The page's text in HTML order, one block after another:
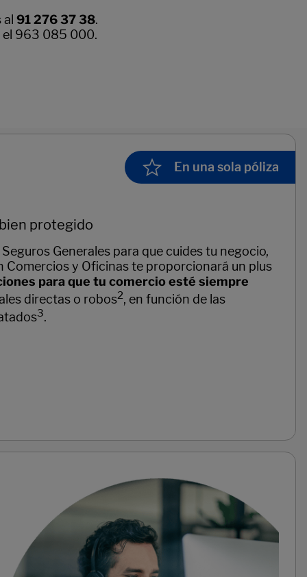
al 91 276 37 38.
el 963 085 000.
En una sola póliza
protegido
Generales para que cuides tu negocio,
Comercios y Oficinas te proporcionará un plus
para que tu comercio esté siempre
directas o robos2, en función de las
3.